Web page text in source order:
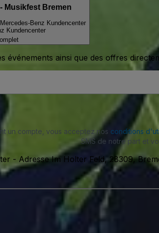
Musikfest Bremen
Mercedes-Benz Kundencenter
Kundencenter
événements ainsi que des offres
un compte, vous acceptez nos conditions
SMS de notre part et
- Adresse Im Holter Feld, 28309,